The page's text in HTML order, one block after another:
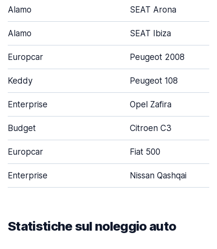
Alamo SEAT Arona
Alamo SEAT Ibiza
Europcar Peugeot 2008
Keddy Peugeot 108
Enterprise Opel Zafira
Budget Citroen C3
Europcar Fiat 500
Enterprise Nissan Qashqai
Statistiche sul noleggio auto